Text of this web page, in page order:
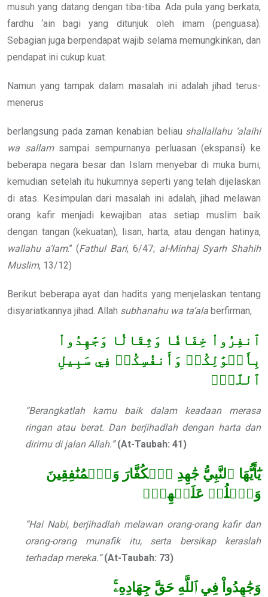
musuh yang datang dengan tiba-tiba. Ada pula yang berkata,
fardhu ‘ain bagi yang ditunjuk oleh imam (penguasa).
Sebagian juga berpendapat wajib selama memungkinkan, dan
pendapat ini cukup kuat.
Namun yang tampak dalam masalah ini adalah jihad terus-
menerus
berlangsung pada zaman kenabian beliau shallallahu ‘alaihi
wa sallamsampai sempurnanya perluasan (ekspansi) ke
beberapa negara besar dan Islam menyebar di muka bumi,
kemudian setelah itu hukumnya seperti yang telah dijelaskan
di atas. Kesimpulan dari masalah ini adalah, jihad melawan
orang kafir menjadi kewajiban atas setiap muslim baik
dengan tangan (kekuatan), lisan, harta, atau dengan hatinya,
wallahu a’lam.” (Fathul Bari, 6/47; al-Minhaj Syarh Shahih
Muslim, 13/12)
Berikut beberapa ayat dan hadits yang menjelaskan tentang
disyariatkannya jihad. Allah subhanahu wa ta’ala berfirman,
ٱنفِرُواْ خِفَافٗا وَثِقَالٗا وَجَٰهِدُواْ
بِأَمۡوَٰلِكُمۡ وَأَنفُسِكُمۡ فِي سَبِيلِ
ٱللَّهِۚ
“Berangkatlah kamu baik dalam keadaan merasa
ringan atau berat. Dan berjihadlah dengan harta dan
dirimu di jalan Allah.”(At-Taubah: 41)
يَٰٓأَيُّهَا ٱلنَّبِيُّ جَٰهِدِ ٱلۡكُفَّارَ وَٱلۡمُنَٰفِقِينَ
وَٱغۡلُظۡ عَلَيۡهِمۡۚ
“Hai Nabi, berjihadlah melawan orang-orang kafir dan
orang-orang munafik itu, serta bersikap keraslah
terhadap mereka.”(At-Taubah: 73)
وَجَٰهِدُواْ فِي ٱللَّهِ حَقَّ جِهَادِهِۦۚ